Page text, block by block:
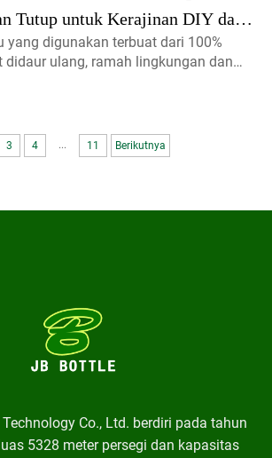
Tutup untuk Kerajinan DIY dan
dengan Ujung Jarum
yang digunakan terbuat dari 100%
didaur ulang, ramah lingkungan dan
3 4 ... 11 Berikutnya
Co., Ltd. berdiri pada tahun
5328 meter persegi dan kapasitas